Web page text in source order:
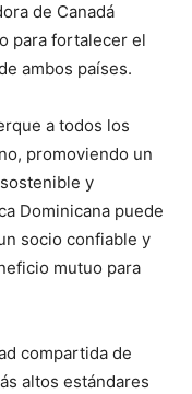
de Canadá
para fortalecer el
ambos países.
a todos los
promoviendo un
y
Dominicana puede
socio confiable y
mutuo para
compartida de
altos estándares